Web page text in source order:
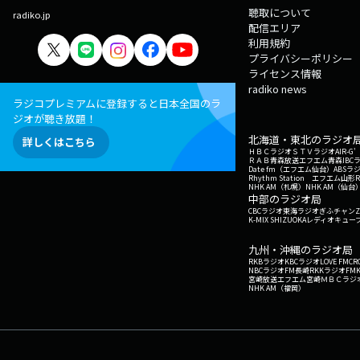
radiko.jp
ラジコプレミアムに登録すると日本全国のラ
ジオが聴き放題！
詳しくはこちら
聴取について
配信エリア
利用規約
プライバシーポリシー
ライセンス情報
radiko news
北海道・東北のラジオ
ＨＢＣラジオＳＴＶラジオAIR-G'
ＲＡＢ青森放送エフエム青森IBC
Date fm（エフエム仙台） ABSラ
Rhythm Station エフエム山形
NHK AM（札幌） NHK AM（仙台
中部のラジオ局
CBCラジオ東海ラジオぎふチャン
K-MIX SHIZUOKAレディオキュー
九州・沖縄のラジオ局
RKBラジオKBCラジオLOVE FM
NBCラジオFM長崎RKKラジオ
宮崎放送エフエム宮崎ＭＢＣラジ
NHK AM（福岡）